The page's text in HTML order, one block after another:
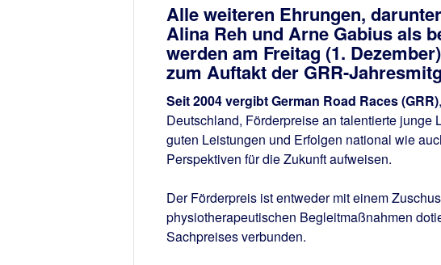
Alle weiteren Ehrungen,
Alina Reh und Arne Gabius als
werden am Freitag (1.
zum Auftakt der GRR-
Seit 2004 vergibt German Road Races (GRR)
Deutschland, Förderpreise an talentierte
guten Leistungen und Erfolgen national wie
Perspektiven für die Zukunft aufweisen.
Der Förderpreis ist entweder mit einem
physiotherapeutischen Begleitmaßnahmen
Sachpreises verbunden.